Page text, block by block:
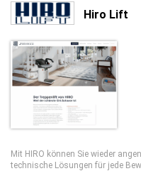
Hiro Lift
Mit HIRO können Sie wieder
technische Lösungen für jede